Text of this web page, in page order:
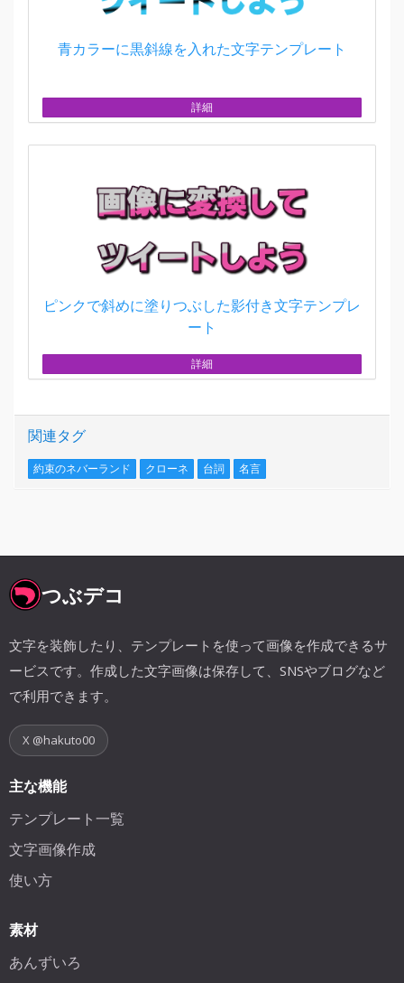
青カラーに黒斜線を入れた文字テンプレート
詳細
ピンクで斜めに塗りつぶした影付き文字テンプレ
ート
詳細
関連タグ
約束のネバーランド クローネ 台詞 名言
つぶデコ
文字を装飾したり、テンプレートを使って画像を作成できるサ
ービスです。作成した文字画像は保存して、SNSやブログなど
で利用できます。
X @hakuto00
主な機能
テンプレート一覧
文字画像作成
使い方
素材
あんずいろ